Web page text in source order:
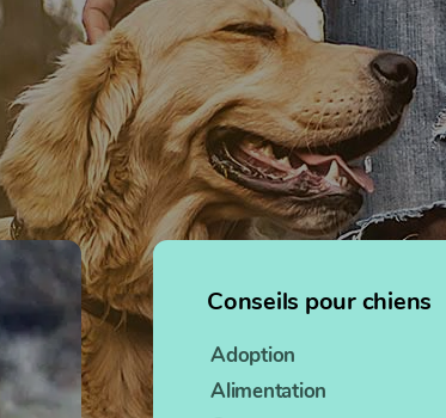
Conseils pour chiens
Adoption
Alimentation